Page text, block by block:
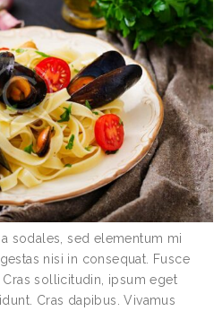
sodales, sed elementum mi
nisi in consequat. Fusce
sollicitudin, ipsum eget
Cras dapibus. Vivamus